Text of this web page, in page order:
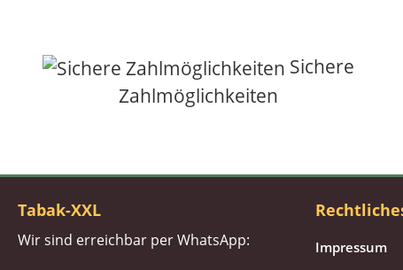
Sichere
Zahlmöglichkeiten
Tabak-XXL
Wir sind erreichbar per WhatsApp:
Impressum